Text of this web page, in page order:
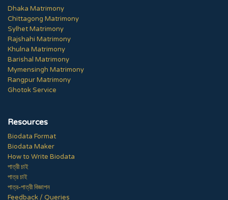
Dhaka Matrimony
Chittagong Matrimony
Sylhet Matrimony
Rajshahi Matrimony
Khulna Matrimony
Barishal Matrimony
Mymensingh Matrimony
Rangpur Matrimony
Ghotok Service
Resources
Biodata Format
Biodata Maker
How to Write Biodata
পাত্রী চাই
পাত্র চাই
পাত্র-পাত্রী বিজ্ঞাপন
Feedback / Queries